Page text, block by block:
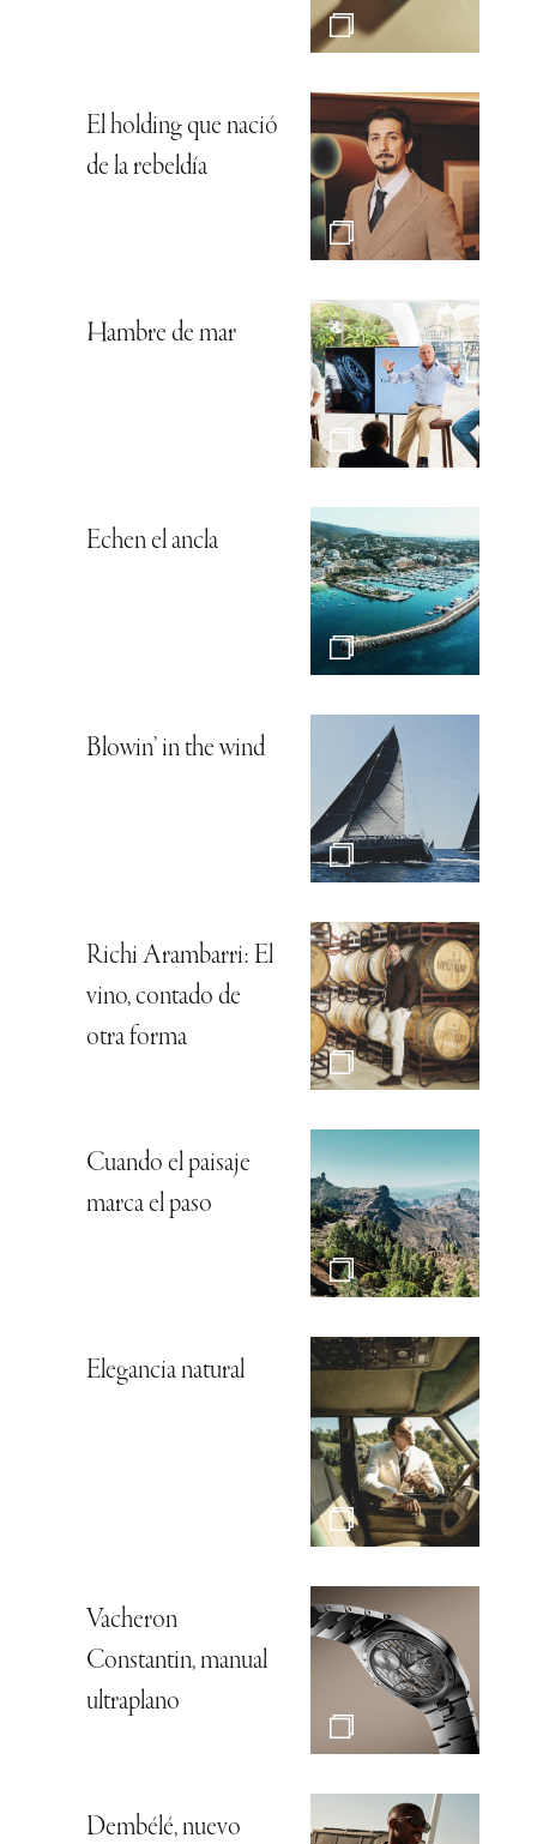
El holding que nació
de la rebeldía
Hambre de mar
Echen el ancla
Blowin’ in the wind
Richi Arambarri: El
vino, contado de
otra forma
Cuando el paisaje
marca el paso
Elegancia natural
Vacheron
Constantin, manual
ultraplano
Dembélé, nuevo